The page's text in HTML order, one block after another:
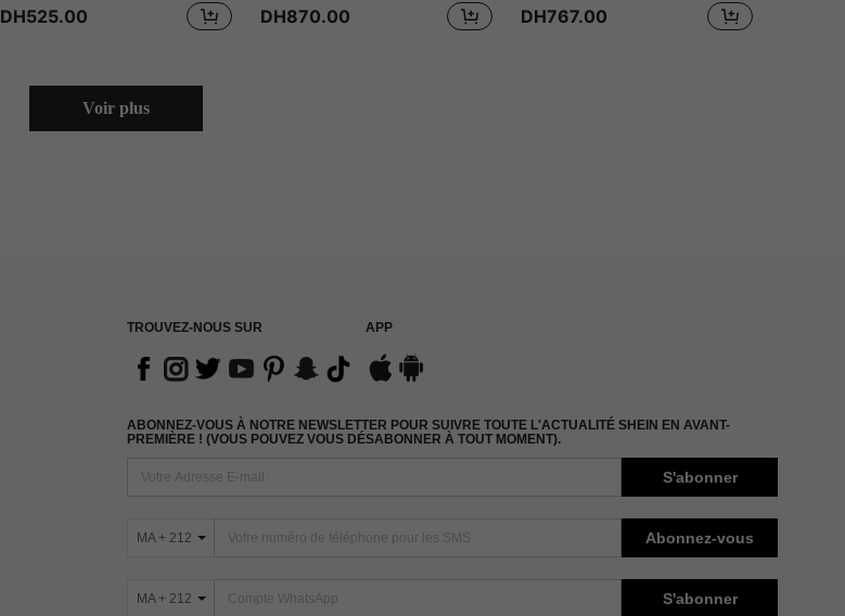
DH525.00 DH870.00 DH767.00
Voir plus
TROUVEZ-NOUS SUR APP
ABONNEZ-VOUS À NOTRE NEWSLETTER POUR SUIVRE TOUTE L'ACTUALITÉ SHEIN EN AVANT-
PREMIÈRE ! (VOUS POUVEZ VOUS DÉSABONNER À TOUT MOMENT).
S'abonner
MA + 212 Abonnez-vous
MA + 212 S'abonner